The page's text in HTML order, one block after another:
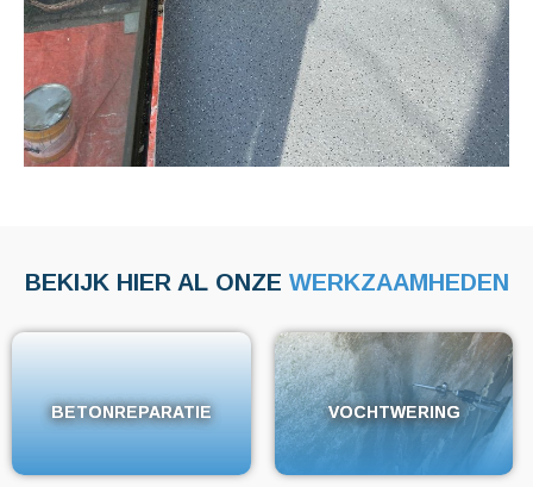
BEKIJK HIER AL ONZE WERKZAAMHEDEN
BETONREPARATIE
BETONREPARATIE VOCHTWERING
VOCHTWERING